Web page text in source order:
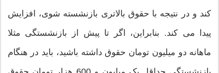
کند و در نتیجه با حقوق بالاتری بازنشسته شوی، افزایش
پیدا می کند. بنابراین، اگر تا پیش از بازنشستگی مثلا
ماهانه دو میلیون تومان حقوق داشته باشید، باید در هنگام